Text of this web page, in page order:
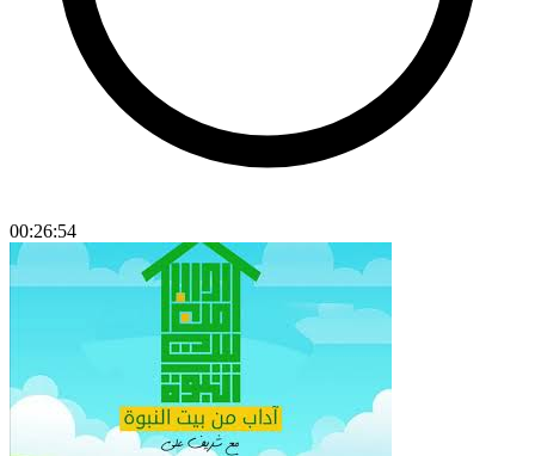
00:26:54